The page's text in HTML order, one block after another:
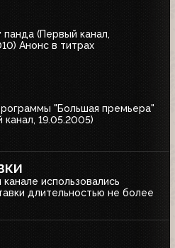
панда (Первый канал,
Анонс в титрах
"Большая премьера"
канал, 19.05.2005)
использовались
длительностью не более